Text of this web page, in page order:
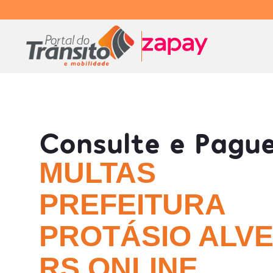
Consulte e
MULTAS
PREFEITURA
PROTÁSIO